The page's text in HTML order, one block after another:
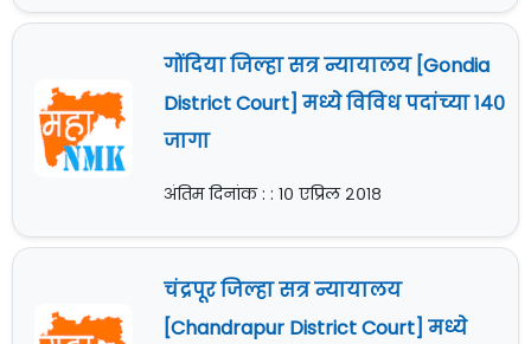
गोंदिया जिल्हा सत्र न्यायालय [Gondia
District Court] मध्ये विविध पदांच्या १४०
जागा
अंतिम दिनांक : : १० एप्रिल २०१८
चंद्रपूर जिल्हा सत्र न्यायालय
[Chandrapur District Court] मध्ये